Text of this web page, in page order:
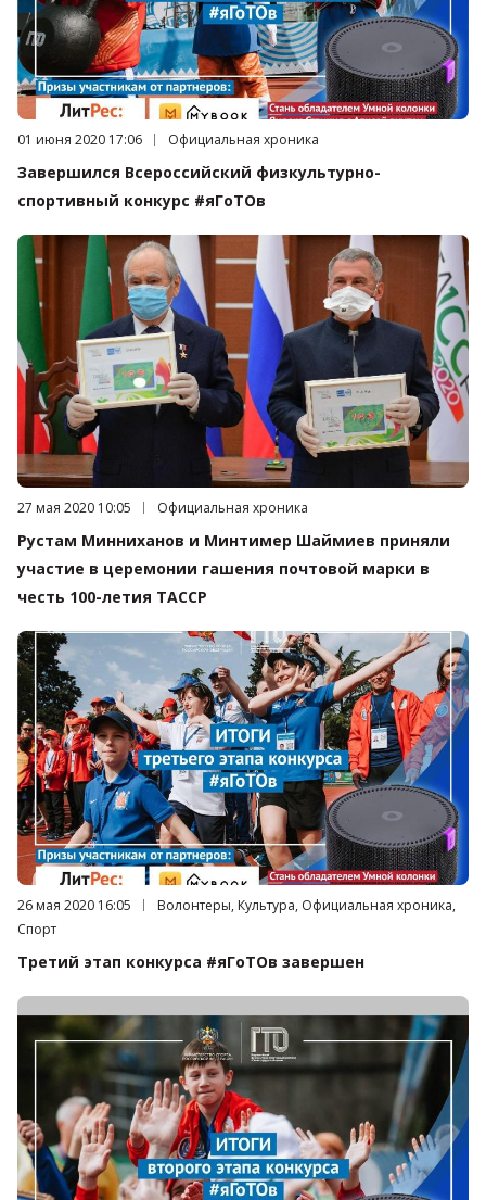
Дата публикации:
01 июня 2020 17:06 Категория:
Официальная хроника
Завершился Всероссийский физкультурно-
спортивный конкурс #яГоТОв
Дата публикации:
27 мая 2020 10:05 Категория:
Официальная хроника
Рустам Минниханов и Минтимер Шаймиев приняли
участие в церемонии гашения почтовой марки в
честь 100-летия ТАССР
Дата публикации:
26 мая 2020 16:05 Категория:
Волонтеры, Культура, Официальная хроника,
Спорт
Третий этап конкурса #яГоТОв завершен